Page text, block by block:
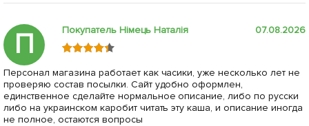
П Покупатель Німець Наталія 07.08.2026
Персонал магазина работает как часики, уже несколько лет не
проверяю состав посылки. Сайт удобно оформлен,
единственное сделайте нормальное описание, либо по русски
либо на украинском каробит читать эту каша, и описание иногда
не полное, остаются вопросы